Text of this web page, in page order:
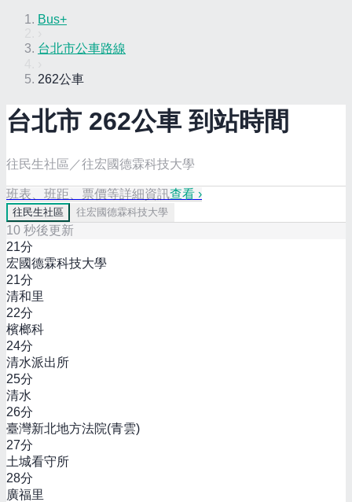
Bus+
台北市公車路線
262公車
台北市 262公車 到站時間
往民生社區／往宏國德霖科技大學
班表、班距、票價等詳細資訊查看 ›
往 民生社區 往宏國德霖科技大學
10 秒後更新
21分
宏國德霖科技大學
21分
清和里
22分
檳榔科
24分
清水派出所
25分
清水
26分
臺灣新北地方法院(青雲)
27分
土城看守所
28分
廣福里